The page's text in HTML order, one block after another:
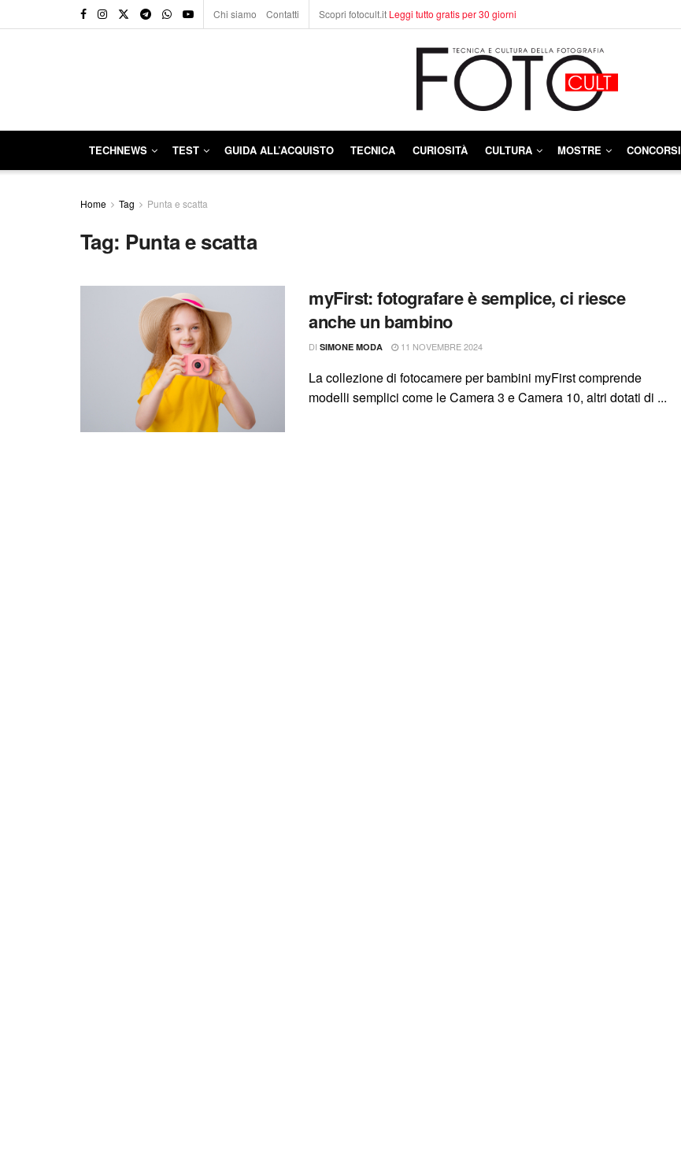
Chi siamo Contatti Scopri fotocult.it Leggi tutto gratis per 30 giorni
TECHNEWS TEST GUIDA ALL’ACQUISTO TECNICA CURIOSITÀ CULTURA MOSTRE CONCORSI
Home Tag Punta e scatta
Tag: Punta e scatta
myFirst: fotografare è semplice, ci riesce
anche un bambino
DI SIMONE MODA 11 NOVEMBRE 2024
La collezione di fotocamere per bambini myFirst comprende
modelli semplici come le Camera 3 e Camera 10, altri dotati di ...